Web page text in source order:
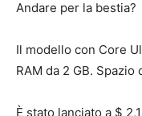
Andare per la bestia?
Il modello con Core
RAM da 2 GB. Spazio
È stato lanciato a $